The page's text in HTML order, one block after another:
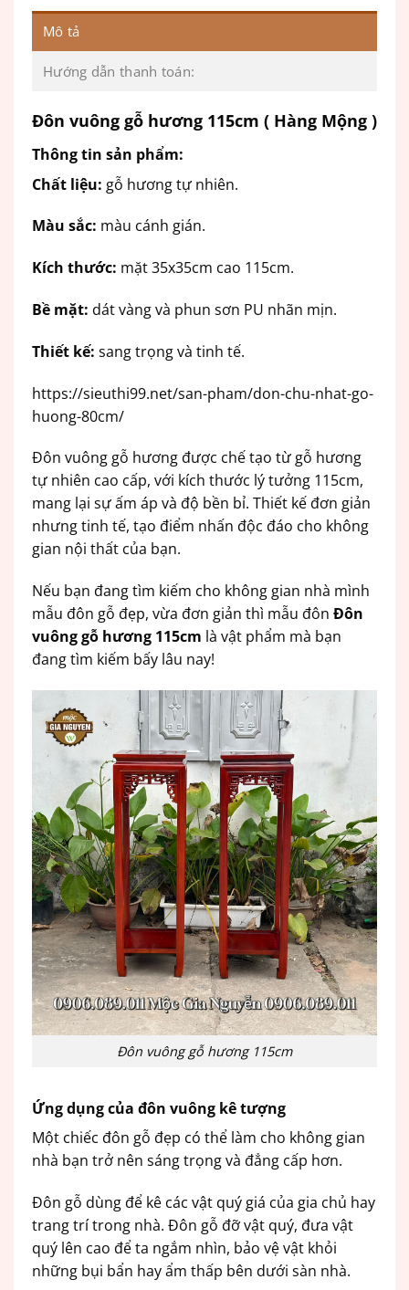
Mô tả
Hướng dẫn thanh toán:
Đôn vuông gỗ hương 115cm ( Hàng Mộng )
Thông tin sản phẩm:
Chất liệu: gỗ hương tự nhiên.
Màu sắc: màu cánh gián.
Kích thước: mặt 35x35cm cao 115cm.
Bề mặt: dát vàng và phun sơn PU nhãn mịn.
Thiết kế: sang trọng và tinh tế.
https://sieuthi99.net/san-pham/don-chu-nhat-go-
huong-80cm/
Đôn vuông gỗ hương được chế tạo từ gỗ hương
tự nhiên cao cấp, với kích thước lý tưởng 115cm,
mang lại sự ấm áp và độ bền bỉ. Thiết kế đơn giản
nhưng tinh tế, tạo điểm nhấn độc đáo cho không
gian nội thất của bạn.
Nếu bạn đang tìm kiếm cho không gian nhà mình
mẫu đôn gỗ đẹp, vừa đơn giản thì mẫu đôn Đôn
vuông gỗ hương 115cm là vật phẩm mà bạn
đang tìm kiếm bấy lâu nay!
Đôn vuông gỗ hương 115cm
Ứng dụng của đôn vuông kê tượng
Một chiếc đôn gỗ đẹp có thể làm cho không gian
nhà bạn trở nên sáng trọng và đẳng cấp hơn.
Đôn gỗ dùng để kê các vật quý giá của gia chủ hay
trang trí trong nhà. Đôn gỗ đỡ vật quý, đưa vật
quý lên cao để ta ngắm nhìn, bảo vệ vật khỏi
những bụi bẩn hay ẩm thấp bên dưới sàn nhà.